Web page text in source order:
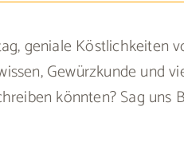
geniale Köstlichkeiten
Gewürzkunde und
könnten? Sag uns